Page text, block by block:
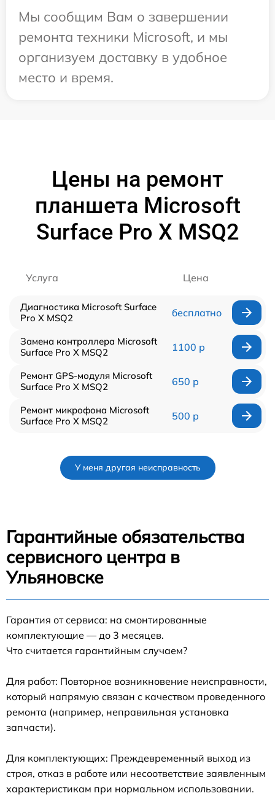
Мы сообщим Вам о завершении
ремонта техники Microsoft, и мы
организуем доставку в удобное
место и время.
Цены на ремонт
планшета Microsoft
Surface Pro X MSQ2
Услуга Цена
Диагностика Microsoft Surface
Pro X MSQ2
бесплатно
Замена контроллера Microsoft
Surface Pro X MSQ2
1100 р
Ремонт GPS-модуля Microsoft
Surface Pro X MSQ2
650 р
Ремонт микрофона Microsoft
Surface Pro X MSQ2
500 р
У меня другая неисправность
Гарантийные обязательства
сервисного центра в
Ульяновске
Гарантия от сервиса: на смонтированные
комплектующие — до 3 месяцев.
Что считается гарантийным случаем?
Для работ: Повторное возникновение неисправности,
который напрямую связан с качеством проведенного
ремонта (например, неправильная установка
запчасти).
Для комплектующих: Преждевременный выход из
строя, отказ в работе или несоответствие заявленным
характеристикам при нормальном использовании.